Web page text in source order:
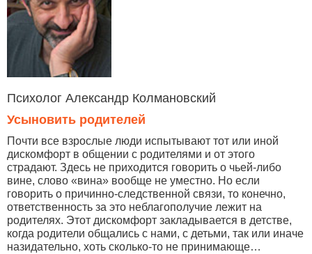
Психолог Александр Колмановский
Усыновить родителей
Почти все взрослые люди испытывают тот или иной
дискомфорт в общении с родителями и от этого
страдают. Здесь не приходится говорить о чьей-либо
вине, слово «вина» вообще не уместно. Но если
говорить о причинно-следственной связи, то конечно,
ответственность за это неблагополучие лежит на
родителях. Этот дискомфорт закладывается в детстве,
когда родители общались с нами, с детьми, так или иначе
назидательно, хоть сколько-то не принимающе…